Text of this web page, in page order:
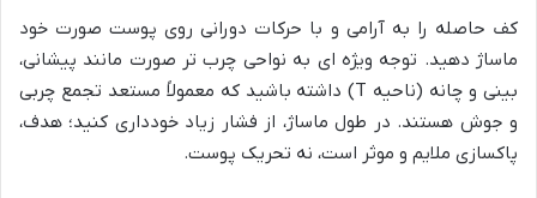
کف حاصله را به آرامی و با حرکات دورانی روی پوست صورت خود
ماساژ دهید. توجه ویژه ای به نواحی چرب تر صورت مانند پیشانی،
بینی و چانه (ناحیه T) داشته باشید که معمولاً مستعد تجمع چربی
و جوش هستند. در طول ماساژ، از فشار زیاد خودداری کنید؛ هدف،
پاکسازی ملایم و موثر است، نه تحریک پوست.